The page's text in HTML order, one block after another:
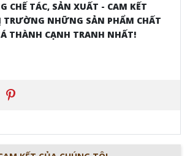
CHẾ TÁC, SẢN XUẤT - CAM KẾT
NHỮNG SẢN PHẨM CHẤT
THÀNH CẠNH TRANH NHẤT!